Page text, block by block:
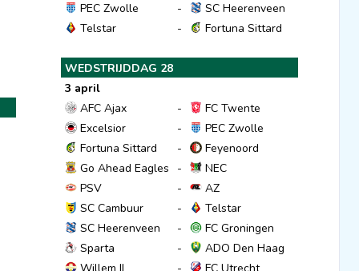
PEC Zwolle
-
SC Heerenveen
Telstar
- Fortuna Sittard
WEDSTRIJDDAG 28
3 april
AFC Ajax
-
FC Twente
Excelsior
-
PEC Zwolle
Fortuna Sittard
-
Feyenoord
Go Ahead Eagles
-
NEC
PSV
-
AZ
SC Cambuur
-
Telstar
SC Heerenveen
-
FC Groningen
Sparta
-
ADO Den Haag